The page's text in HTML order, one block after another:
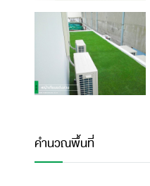
คำนวณพื้นที่